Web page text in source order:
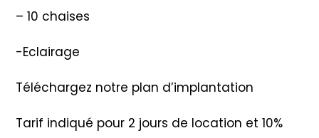
– 10 chaises
-Eclairage
Téléchargez notre plan d’implantation
Tarif indiqué pour 2 jours de location et 10%